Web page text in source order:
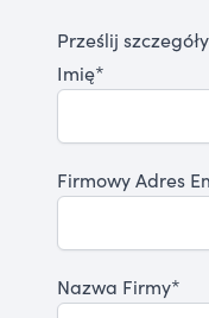
Prześlij
Imię*
Firmowy Adres
Nazwa Firmy*